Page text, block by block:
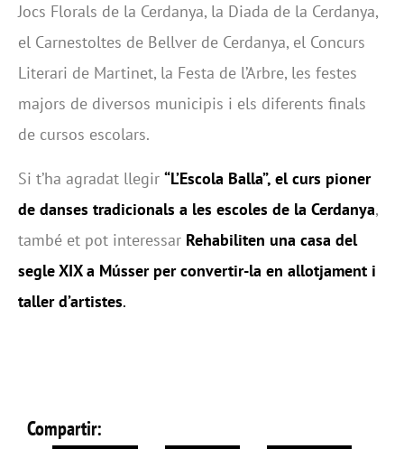
Jocs Florals de la Cerdanya, la Diada de la Cerdanya,
el Carnestoltes de Bellver de Cerdanya, el Concurs
Literari de Martinet, la Festa de l’Arbre, les festes
majors de diversos municipis i els diferents finals
de cursos escolars.
Si t’ha agradat llegir “L’Escola Balla”, el curs pioner
de danses tradicionals a les escoles de la Cerdanya,
també et pot interessar Rehabiliten una casa del
segle XIX a Músser per convertir-la en allotjament i
taller d’artistes.
Compartir: